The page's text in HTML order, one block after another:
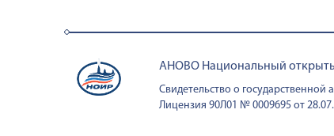
АНОВО Национальный
Свидетельство о государственной
Лицензия 90Л01 № 0009695 от